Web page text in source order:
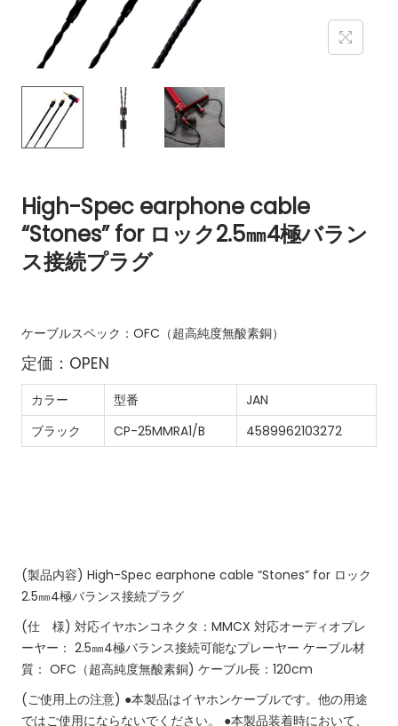
High-Spec earphone cable
“Stones” for ロック2.5㎜4極バラン
ス接続プラグ
ケーブルスペック：OFC（超高純度無酸素銅）
定価：OPEN
カラー 型番
JAN
ブラック
CP-25MMRA1/B 4589962103272
(製品内容) High-Spec earphone cable “Stones” for ロック
2.5㎜4極バランス接続プラグ
(仕 様) 対応イヤホンコネクタ：MMCX 対応オーディオプレ
ーヤー： 2.5㎜4極バランス接続可能なプレーヤー ケーブル材
質： OFC（超高純度無酸素銅) ケーブル長：120cm
(ご使用上の注意) ●本製品はイヤホンケーブルです。他の用途
ではご使用にならないでください。 ●本製品装着時において、